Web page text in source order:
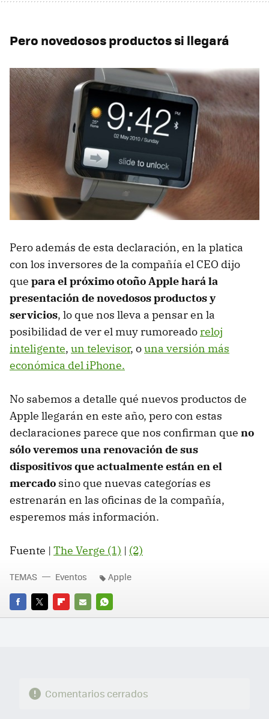
Pero novedosos productos si llegará
Pero además de esta declaración, en la platica
con los inversores de la compañía el CEO dijo
que para el próximo otoño Apple hará la
presentación de novedosos productos y
servicios, lo que nos lleva a pensar en la
posibilidad de ver el muy rumoreadoreloj
inteligente, un televisor, ouna versión más
económica del iPhone.
No sabemos a detalle qué nuevos productos de
Apple llegarán en este año, pero con estas
declaraciones parece que nos confirman que no
sólo veremos una renovación de sus
dispositivos que actualmente están en el
mercado sino que nuevas categorías es
estrenarán en las oficinas de la compañía,
esperemos más información.
Fuente | The Verge (1) | (2)
FACEBOOK
TWITTERFLIPBOARD
E-
WHATSAPP
TEMAS Eventos Apple
Comentarios cerrados